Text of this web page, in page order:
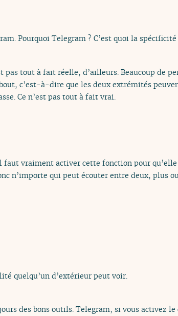
Pourquoi Telegram ? C’est quoi la
tout à fait réelle, d’ailleurs. Beaucoup de
c’est-à-dire que les deux extrémités
Ce n’est pas tout à fait vrai.
faut vraiment activer cette fonction pour
n’importe qui peut écouter entre deux, plus
quelqu’un d’extérieur peut voir.
des bons outils. Telegram, si vous activez